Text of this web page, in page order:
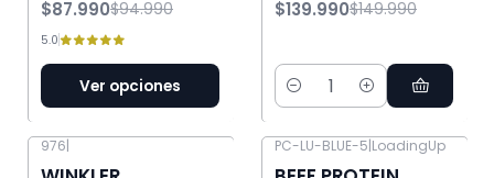
$87.990$94.990
5.0
Ver opciones
$139.990$149.990
Cantidad
976| PC-LU-BLUE-5|LoadingUp